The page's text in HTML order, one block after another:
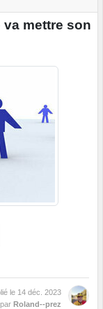
va mettre son
le 14 déc. 2023
par Roland--prez